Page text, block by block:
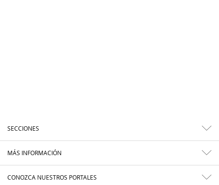
SECCIONES
MÁS INFORMACIÓN
CONOZCA NUESTROS PORTALES